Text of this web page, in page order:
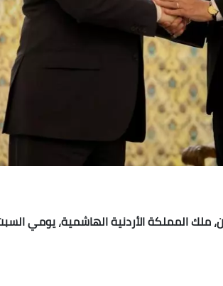
ملك المملكة الأردنية الهاشمية، يومي